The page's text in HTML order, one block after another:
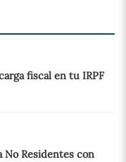
fiscal en tu IRPF
No Residentes con